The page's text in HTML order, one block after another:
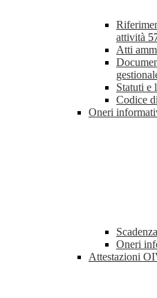
attività
Atti
Statuti e
Codice
Oneri
Oneri
Attestazioni